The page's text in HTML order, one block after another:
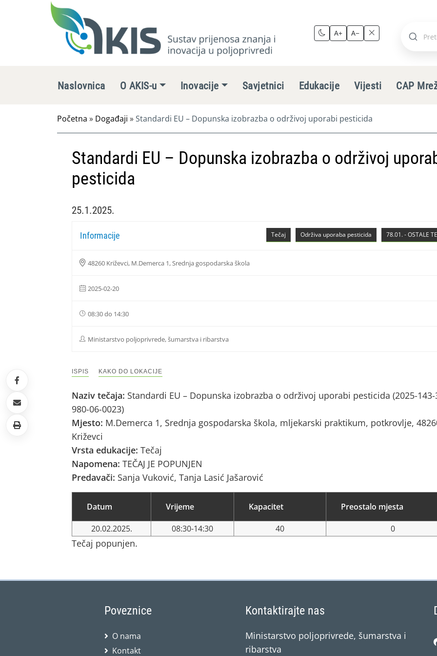
A+ A−
Pretraži
Naslovnica O AKIS-u Inovacije Savjetnici Edukacije Vijesti CAP
Početna » Događaji »Standardi EU – Dopunska izobrazba o održivoj uporabi pesticida
Standardi EU – Dopunska izobrazba o održivoj
pesticida
25.1.2025.
78.01. - OSTALE
Održiva uporaba pesticida
Tečaj
Informacije
48260 Križevci, M.Demerca 1, Srednja gospodarska škola
2025-02-20
08:30 do 14:30
Ministarstvo poljoprivrede, šumarstva i ribarstva
ISPIS KAKO DO LOKACIJE
Naziv tečaja: Standardi EU – Dopunska izobrazba o održivoj uporabi pesticida (2025-143-
980-06-0023)
Mjesto: M.Demerca 1, Srednja gospodarska škola, mljekarski praktikum, potkrovlje,
Križevci
Vrsta edukacije: Tečaj
Napomena: TEČAJ JE POPUNJEN
Predavači: Sanja Vuković, Tanja Lasić Jašarović
Datum Vrijeme Kapacitet Preostalo mjesta
20.02.2025. 08:30-14:30 40 0
Tečaj popunjen.
Poveznice
O nama
Kontakt
Kontaktirajte nas
Ministarstvo poljoprivrede, šumarstva i
ribarstva